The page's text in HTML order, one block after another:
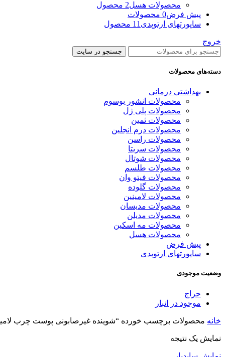
محصولات هسل2 محصول
پیش فرض0 محصولات
ساپورتهای ارتوپدی 11 محصول
خروج
جستجو در سایت
دسته‌های محصولات
بهداشتی درمانی
محصولات انشور بوسوم
محصولات پلی ژل
محصولات ثمین
محصولات درم انجلین
محصولات راسن
محصولات سریتا
محصولات شوتال
محصولات طلسم
محصولات فیتو وان
محصولات گلوده
محصولات لامینین
محصولات مدیسان
محصولات مدیلن
محصولات مه اسکین
محصولات هسل
پیش فرض
ساپورتهای ارتوپدی
وضعیت موجودی
حراج
موجود در انبار
خانه محصولات برچسب خورده “شوینده غیرصابونی پوست چرب
نمایش یک نتیجه